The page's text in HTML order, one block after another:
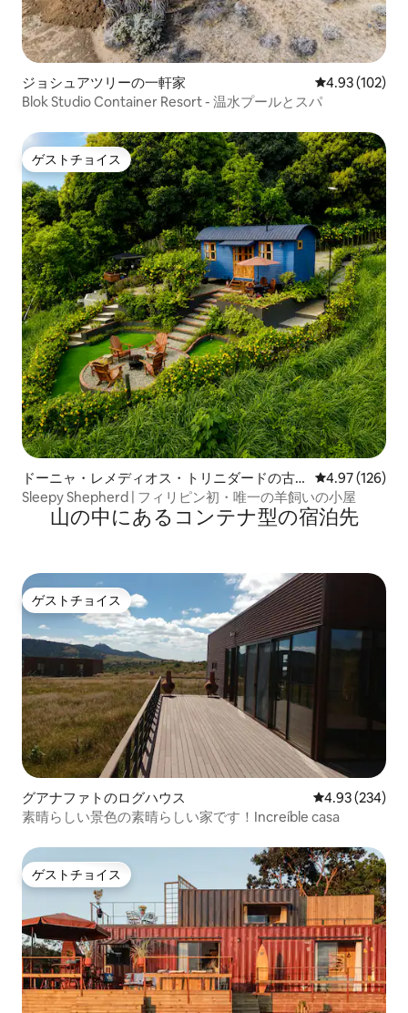
ジョシュアツリーの一軒家 レビュー102
4.93 (102)
Blok Studio Container Resort - 温水プールとスパ
ゲストチョイス
ゲストチョイス
ドーニャ・レメディオス・トリニダードの古
民家
レビュー126
4.97 (126)
Sleepy Shepherd | フィリピン初・唯一の羊飼いの小屋
山の中にあるコンテナ型の宿泊先
ゲストチョイス
ゲストチョイス
グアナファトのログハウス レビュー234
4.93 (234)
素晴らしい景色の素晴らしい家です！Increíble casa
ゲストチョイス
ゲストチョイス